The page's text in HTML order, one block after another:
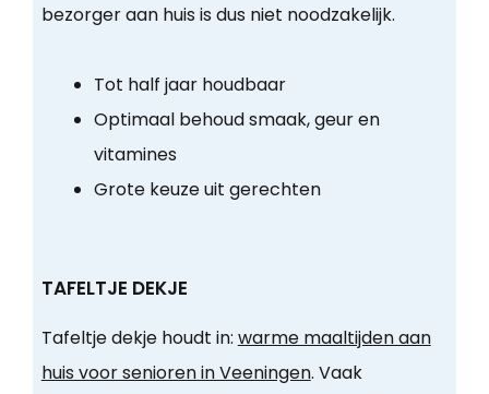
bezorger aan huis is dus niet noodzakelijk.
Tot half jaar houdbaar
Optimaal behoud smaak, geur en
vitamines
Grote keuze uit gerechten
TAFELTJE DEKJE
Tafeltje dekje houdt in: warme maaltijden aan
huis voor senioren in Veeningen. Vaak